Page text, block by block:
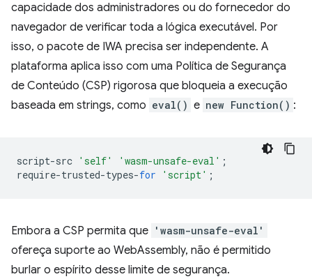
capacidade dos administradores ou do fornecedor do
navegador de verificar toda a lógica executável. Por
isso, o pacote de IWA precisa ser independente. A
plataforma aplica isso com uma Política de Segurança
de Conteúdo (CSP) rigorosa que bloqueia a execução
baseada em strings, como eval() e new Function() :
script-src 'self' 'wasm-unsafe-eval' ;
require-trusted-types-for 'script' ;
Embora a CSP permita que 'wasm-unsafe-eval'
ofereça suporte ao WebAssembly, não é permitido
burlar o espírito desse limite de segurança.